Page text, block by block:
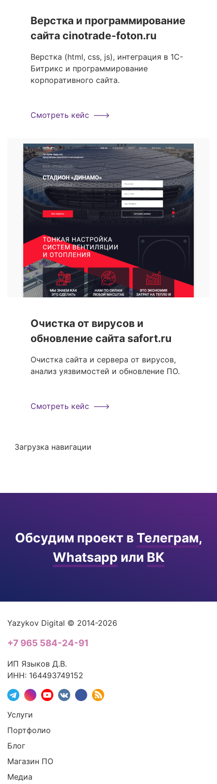
Верстка и программирование
сайта cinotrade-foton.ru
Верстка (html, css, js), интеграция в 1С-
Битрикс и программирование
корпоративного сайта.
Смотреть кейс
Очистка от вирусов и
обновление сайта safort.ru
Очистка сайта и сервера от вирусов,
анализ уязвимостей и обновление ПО.
Смотреть кейс
Загрузка навигации
Обсудим проект в Телеграм,
Whatsapp или ВК
Yazykov Digital © 2014-2026
+7 965 584-24-91
ИП Языков Д.В.
ИНН: 164493749152
Услуги
Портфолио
Блог
Магазин ПО
Медиа